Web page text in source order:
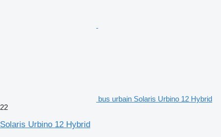
bus urbain Solaris Urbino 12 Hybrid
22
Solaris Urbino 12 Hybrid